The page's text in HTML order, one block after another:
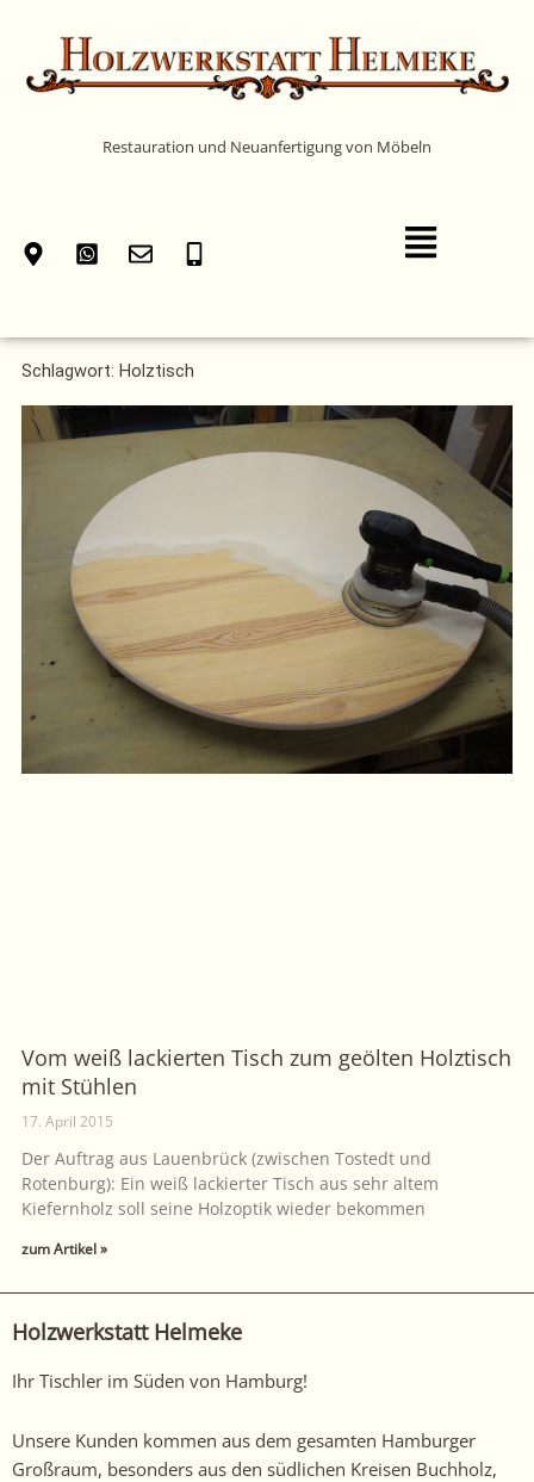
springen
Restauration und Neuanfertigung von Möbeln
Main
Menu
Schlagwort: Holztisch
Vom weiß lackierten Tisch zum geölten Holztisch
mit Stühlen
17. April 2015
Der Auftrag aus Lauenbrück (zwischen Tostedt und
Rotenburg): Ein weiß lackierter Tisch aus sehr altem
Kiefernholz soll seine Holzoptik wieder bekommen
zum Artikel »
Holzwerkstatt Helmeke
Ihr Tischler im Süden von Hamburg!
Unsere Kunden kommen aus dem gesamten Hamburger
Großraum, besonders aus den südlichen Kreisen Buchholz,